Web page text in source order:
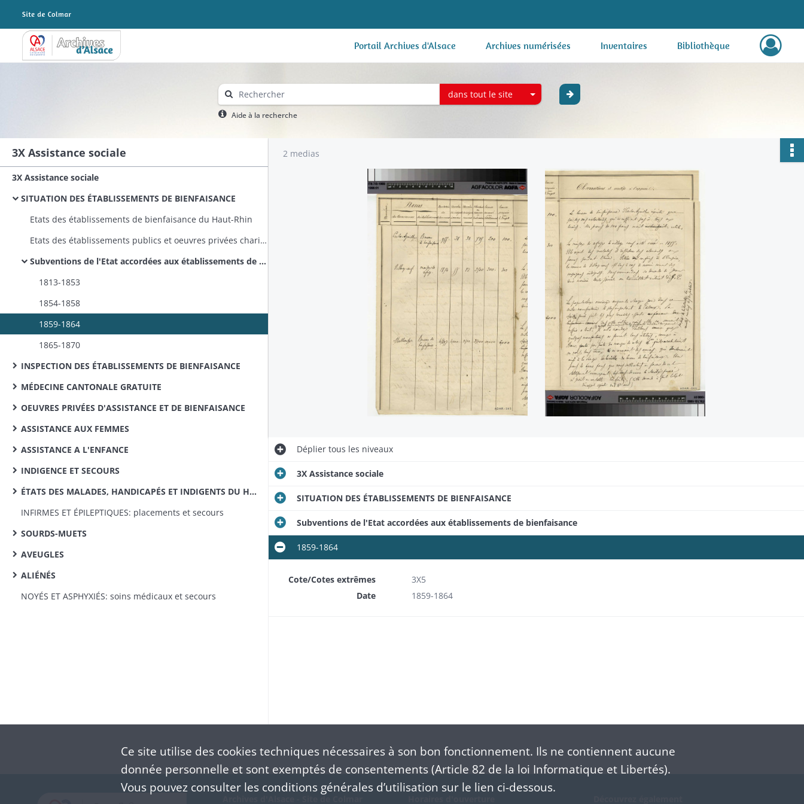
Archives Alsace - Colmar Portail Archives d'Alsace Archives numérisées Inventaires Bibliothèque
dans tout le site
Aide à la recherche
3X Assistance sociale
3X Assistance sociale
SITUATION DES ÉTABLISSEMENTS DE BIENFAISANCE
Etats des établissements de bienfaisance du Haut-Rhin
Etats des établissements publics et oeuvres privées charitables dans le Haut- Rhin
Subventions de l'Etat accordées aux établissements de bienfaisance
1813-1853
1854-1858
1859-1864
1865-1870
INSPECTION DES ÉTABLISSEMENTS DE BIENFAISANCE
MÉDECINE CANTONALE GRATUITE
OEUVRES PRIVÉES D'ASSISTANCE ET DE BIENFAISANCE
ASSISTANCE AUX FEMMES
ASSISTANCE A L'ENFANCE
INDIGENCE ET SECOURS
ÉTATS DES MALADES, HANDICAPÉS ET INDIGENTS DU HAUT-RHIN
INFIRMES ET ÉPILEPTIQUES: placements et secours
SOURDS-MUETS
AVEUGLES
ALIÉNÉS
NOYÉS ET ASPHYXIÉS: soins médicaux et secours
2 medias
Dépliertous les niveaux
3X Assistance sociale
SITUATION DES ÉTABLISSEMENTS DE BIENFAISANCE
Subventions de l'Etat accordées aux établissements de bienfaisance
1859-1864
Cote/Cotes extrêmes
3X5
Date
1859-1864
Ce site utilise des cookiestechniques nécessaires à son bon fonctionnement. Ils ne contiennent aucune
donnée personnelle et sont exemptés de consentements (Article 82 de la loi Informatique et Libertés).
Vous pouvez consulter les conditions générales d’utilisation sur le lien ci-dessous.